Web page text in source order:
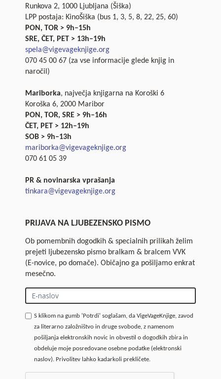
Runkova 2, 1000 Ljubljana (Šiška)
LPP postaja: KinoŠiška (bus 1, 3, 5, 8, 22, 25, 60)
PON, TOR > 9h–15h
SRE, ČET, PET > 13h–19h
spela@vigevageknjige.org
070 45 00 67 (za vse informacije glede knjig in
naročil)
Mariborka, največja knjigarna na Koroški 6
Koroška 6, 2000 Maribor
PON, TOR, SRE > 9h–16h
ČET, PET > 12h–19h
SOB > 9h–13h
mariborka@vigevageknjige.org
070 61 05 39
PR & novinarska vprašanja
tinkara@vigevageknjige.org
PRIJAVA NA LJUBEZENSKO PISMO
Ob pomembnih dogodkih & specialnih prilikah želim
prejeti ljubezensko pismo bralkam & bralcem VVK
(E-novice, po domače). Običajno ga pošiljamo enkrat
mesečno.
S klikom na gumb 'Potrdi' soglašam, da VigeVageKnjige, zavod
za literarno založništvo in druge svobode, z namenom
pošiljanja elektronskih novic in obvestil o dogodkih zbira in
obdeluje moje posredovane osebne podatke (elektronski
naslov). Privolitev lahko kadarkoli prekličete.